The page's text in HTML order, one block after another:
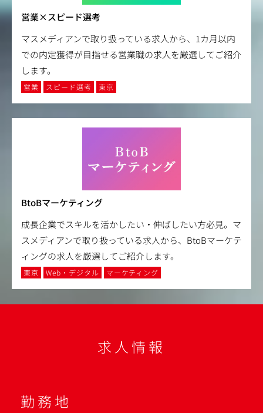
営業×スピード選考
マスメディアンで取り扱っている求人から、1カ月以内
での内定獲得が目指せる営業職の求人を厳選してご紹介
します。
営業 スピード選考 東京
BtoBマーケティング
成長企業でスキルを活かしたい・伸ばしたい方必見。マ
スメディアンで取り扱っている求人から、BtoBマーケテ
ィングの求人を厳選してご紹介します。
東京 Web・デジタル マーケティング
求人情報
勤務地